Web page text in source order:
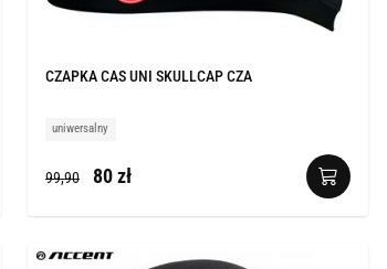
CZAPKA CAS UNI SKULLCAP CZA
uniwersalny
99,90 80 zł